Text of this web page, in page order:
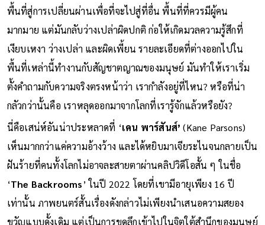
Space’ หรือ พื้นที่ช่องว่างไร้รอยต่อ ซึ่งพื้นที่เหล่านี้ควรจะเป็น
พื้นที่สู่การเปลี่ยนผ่านเพื่อที่จะไปสู่ที่อื่น พื้นที่ที่ควรมีผู้คน
มากมาย แต่มันกลับว่างเปล่าผิดปกติ ก่อให้เกิดมวลความรู้สึกที่
เงียบเหงา ว่างเปล่า และผิดเพี้ยน รายละเอียดที่ต่างออกไปใน
พื้นที่เหล่านี้ทำงานกับสัญชาตญาณของมนุษย์ มันทำให้เราเริ่ม
ตั้งคำถามกับความจริงตรงหน้าว่า เรากำลังอยู่ที่ไหน? หรือที่น่า
กลัวกว่านั้นคือ เราหลุดออกมาจากโลกที่เรารู้จักแล้วหรือยัง?
นี่คือเสน่ห์อันน่าประหลาดที่ ‘เคน พาร์สันส์’(Kane Parsons)
เห็นมากกว่าแค่ความอ้างว้าง และได้หยิบมาเจียระไนจนกลายเป็น
ฝันร้ายที่คนทั้งโลกไม่อาจละสายตาผ่านคลิปวิดีโอสั้น ๆ ในชื่อ
‘The Backrooms’ ในปี 2022 โดยที่เขามีอายุเพียง 16 ปี
เท่านั้น ภาพยนตร์สั้นเรื่องดังกล่าวไม่เพียงนำเสนอความสยอง